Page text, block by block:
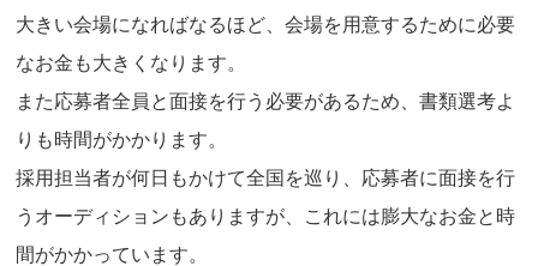
大きい会場になればなるほど、会場を用意するために必要
なお金も大きくなります。
また応募者全員と面接を行う必要があるため、書類選考よ
りも時間がかかります。
採用担当者が何日もかけて全国を巡り、応募者に面接を行
うオーディションもありますが、これには膨大なお金と時
間がかかっています。